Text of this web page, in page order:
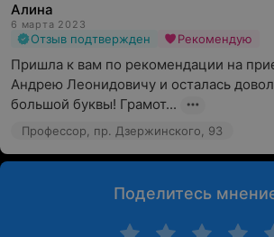
Алина
6 марта 2023
Отзыв подтвержден Рекомендую
Пришла к вам по рекомендации на
Андрею Леонидовичу и осталась
большой буквы! Грамот...
Профессор, пр. Дзержинского, 93
Поделитесь